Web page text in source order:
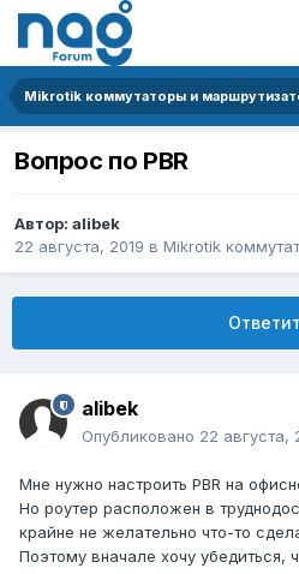
Mikrotik коммутаторы и
Вопрос по PBR
Автор: alibek
22 августа, 2019 в Mikrotik
alibek
Опубликовано 22 августа,
Мне нужно настроить PBR на
Но роутер расположен в
крайне не желательно что-то
Поэтому вначале хочу убедиться,